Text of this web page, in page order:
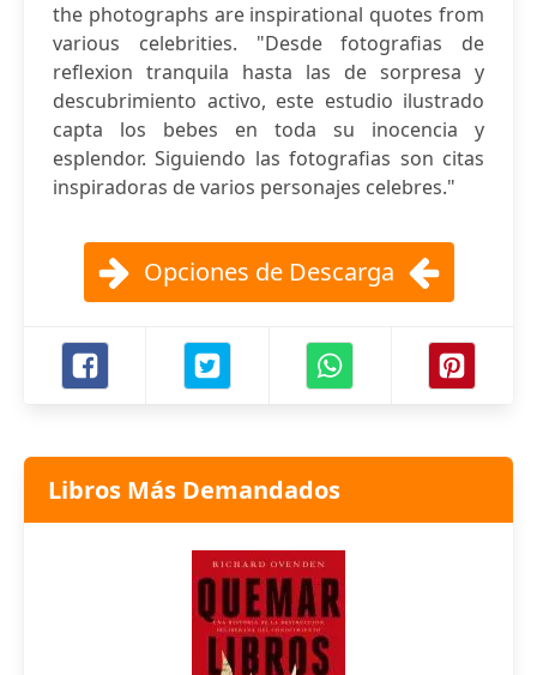
the photographs are inspirational quotes from
various celebrities. "Desde fotografias de
reflexion tranquila hasta las de sorpresa y
descubrimiento activo, este estudio ilustrado
capta los bebes en toda su inocencia y
esplendor. Siguiendo las fotografias son citas
inspiradoras de varios personajes celebres."
Opciones de Descarga
Libros Más Demandados